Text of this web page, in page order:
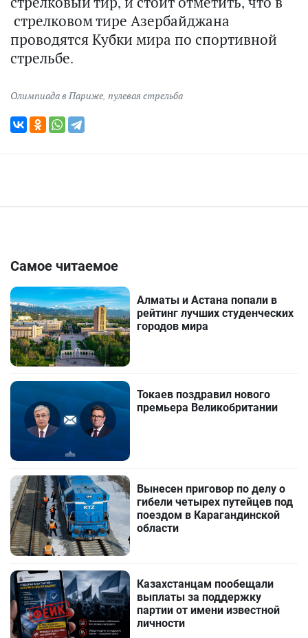
стрелковом тире Азербайджана
проводятся Кубки мира по спортивной
стрельбе.
Олимпиада в Париже, пулевая стрельба
Самое читаемое
Алматы и Астана попали в
рейтинг лучших студенческих
городов мира
Токаев поздравил нового
премьера Великобритании
Вынесен приговор по делу о
гибели четырех путейцев под
поездом в Карагандинской
области
Казахстанцам пообещали
выплаты за поддержку
партии от имени известной
личности